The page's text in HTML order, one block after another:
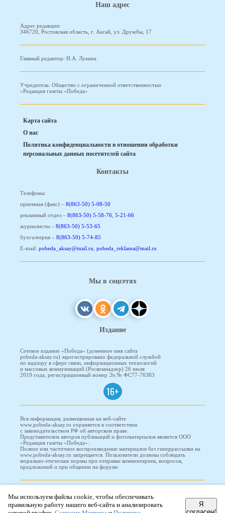
Наш адрес
Адрес редакции:
346720, Ростовская область, г. Аксай, ул. Дружбы, 17
Главный редактор: Н.А. Лукина
Учредитель: Общество с ограниченной ответственностью
«Редакция газеты «Победа»
Карта сайта
О нас
Политика конфиденциальности в отношении обработки
персональных данных посетителей сайта
Контакты
Телефоны:
приемная (факс) – 8(863-50) 5-08-50
рекламный отдел – 8(863-50) 5-58-76 5-21-66
журналисты – 8(863-50) 5-53-65
бухгалтерия – 8(863-50) 5-74-85
E-mail: pobeda_aksay@mail.ru pobeda_reklama@mail.ru
Мы в соцсетях
Издание
Сетевое издание «Победа» (доменное имя сайта
pobeda-aksay.ru) зарегистрировано федеральной службой
по надзору в сфере связи, информационных технологий
и массовых коммуникаций (Роскомнадзор) 26 июля
2019 года, регистрационный номер Эл № ФС77-76383
16+
Вся информация, размещенная на веб-сайте
www.pobeda-aksay.ru охраняется в соответствии
с законодательством РФ об авторском праве.
Представителем авторов публикаций и фотоматериалов является ООО
«Редакция газеты «Победа».
Полное или частичное воспроизведение материалов без гиперрассылки на
www.pobeda-aksay.ru запрещается. Пользователи должны соблюдать
морально-этические нормы при отправке комментариев, вопросов,
предложений и при общении на форуме
Мы используем файлы cookie, чтобы обеспечивать
правильную работу нашего веб-сайта и анализировать
Я
согласен/